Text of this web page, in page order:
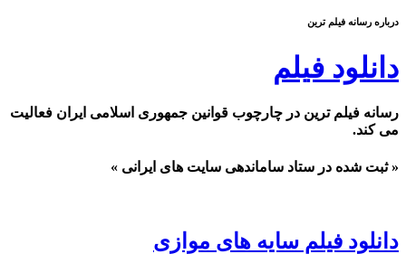
درباره رسانه فيلم ترين
دانلود فیلم
رسانه فیلم ترین در چارچوب قوانین جمهوری اسلامی ایران فعالیت
می کند.
« ثبت شده در ستاد ساماندهی سایت های ایرانی »
دانلود فیلم سایه های موازی